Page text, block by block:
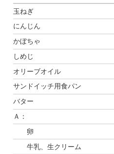
玉ねぎ
にんじん
かぼちゃ
しめじ
オリーブオイル
サンドイッチ用食パン
バター
Ａ：
卵
牛乳、生クリーム